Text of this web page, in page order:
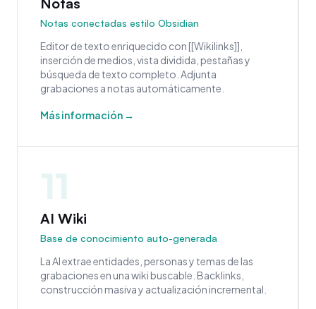
Notas conectadas estilo Obsidian
Editor de texto enriquecido con [[Wikilinks]],
inserción de medios, vista dividida, pestañas y
búsqueda de texto completo. Adjunta
grabaciones a notas automáticamente.
Más información →
11
AI Wiki
Base de conocimiento auto-generada
La AI extrae entidades, personas y temas de las
grabaciones en una wiki buscable. Backlinks,
construcción masiva y actualización incremental.